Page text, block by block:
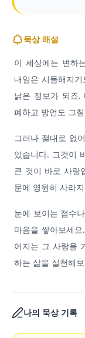
묵상 해설
이 세상에는 변하
내일은 시들해지
낡은 정보가 되죠.
폐하고 방언도 그
그러나 절대로 없
있습니다. 그것이
큰 것이 바로 사랑
문에 영원히 사라
눈에 보이는 점수
마음을 쌓아보세
어지는 그 사랑을
하는 삶을 실천해
나의 묵상 기록